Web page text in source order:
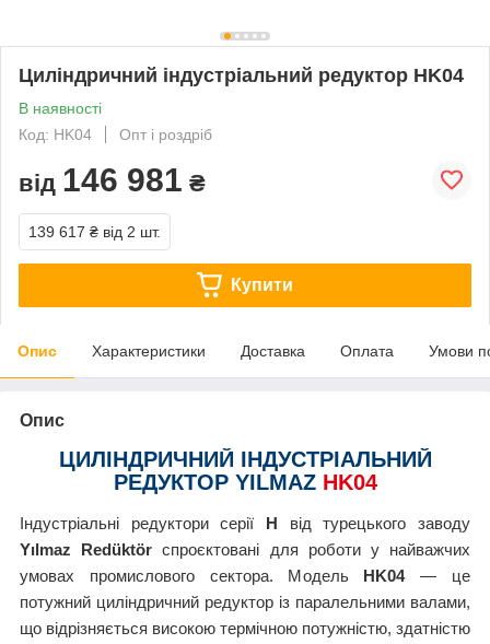
Циліндричний індустріальний редуктор HK04
В наявності
Код: HK04
Опт і роздріб
від 146 981 ₴
139 617 ₴ від 2 шт.
Купити
Опис Характеристики Доставка Оплата Умови
Опис
ЦИЛІНДРИЧНИЙ ІНДУСТРІАЛЬНИЙ
РЕДУКТОР YILMAZ HK04
Індустріальні редуктори серії H
від турецького заводу
Yılmaz Redüktör спроєктовані для роботи у найважчих
умовах промислового сектора. Модель
HK04— це
потужний циліндричний редуктор із паралельними валами,
що відрізняється високою термічною потужністю, здатністю